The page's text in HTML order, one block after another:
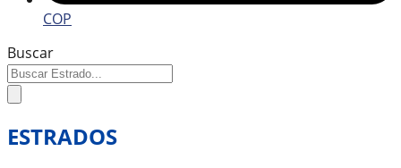
COP
Buscar
ESTRADOS